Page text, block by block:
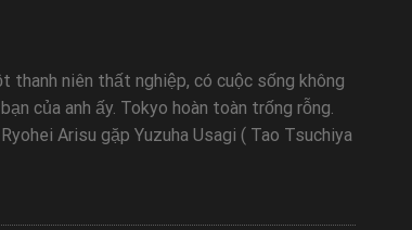
thanh niên thất nghiệp, có cuộc sống không
của anh ấy. Tokyo hoàn toàn trống rỗng.
Arisu gặp Yuzuha Usagi ( Tao Tsuchiya